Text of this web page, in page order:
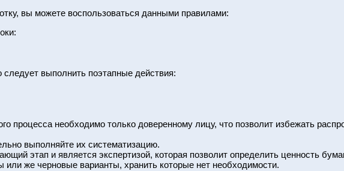
вы можете воспользоваться данными правилами:
выполнить поэтапные действия:
процесса необходимо только доверенному лицу, что позволит избежать
выполняйте их систематизацию.
этап и является экспертизой, которая позволит определить ценность
же черновые варианты, хранить которые нет необходимости.